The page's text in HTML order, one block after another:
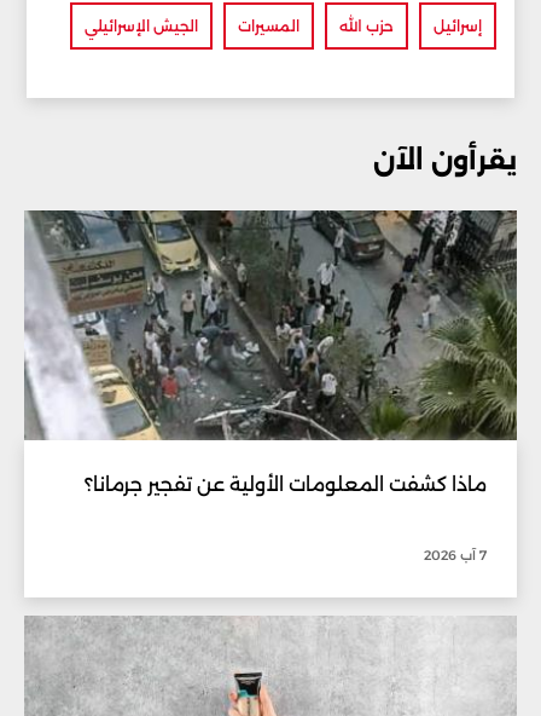
إسرائيل حزب الله المسيرات الجيش الإسرائيلي
يقرأون الآن
ماذا كشفت المعلومات الأولية عن تفجير جرمانا؟
7 آب 2026